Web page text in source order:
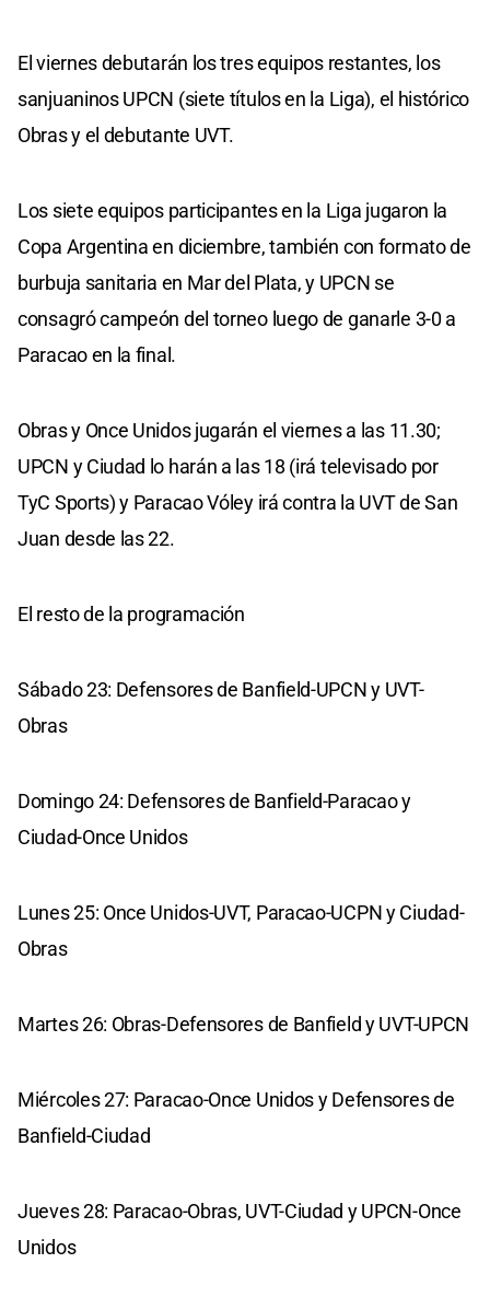
El viernes debutarán los tres equipos restantes, los
sanjuaninos UPCN (siete títulos en la Liga), el histórico
Obras y el debutante UVT.
Los siete equipos participantes en la Liga jugaron la
Copa Argentina en diciembre, también con formato de
burbuja sanitaria en Mar del Plata, y UPCN se
consagró campeón del torneo luego de ganarle 3-0 a
Paracao en la final.
Obras y Once Unidos jugarán el viernes a las 11.30;
UPCN y Ciudad lo harán a las 18 (irá televisado por
TyC Sports) y Paracao Vóley irá contra la UVT de San
Juan desde las 22.
El resto de la programación
Sábado 23: Defensores de Banfield-UPCN y UVT-
Obras
Domingo 24: Defensores de Banfield-Paracao y
Ciudad-Once Unidos
Lunes 25: Once Unidos-UVT, Paracao-UCPN y Ciudad-
Obras
Martes 26: Obras-Defensores de Banfield y UVT-UPCN
Miércoles 27: Paracao-Once Unidos y Defensores de
Banfield-Ciudad
Jueves 28: Paracao-Obras, UVT-Ciudad y UPCN-Once
Unidos